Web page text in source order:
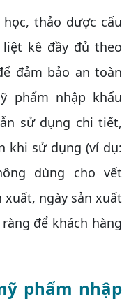
thảo dược cấu
kê đầy đủ theo
đảm bảo an toàn
phẩm nhập khẩu
sử dụng chi tiết,
khi sử dụng (ví dụ:
dùng cho vết
xuất, ngày sản xuất
để khách hàng
phẩm nhập